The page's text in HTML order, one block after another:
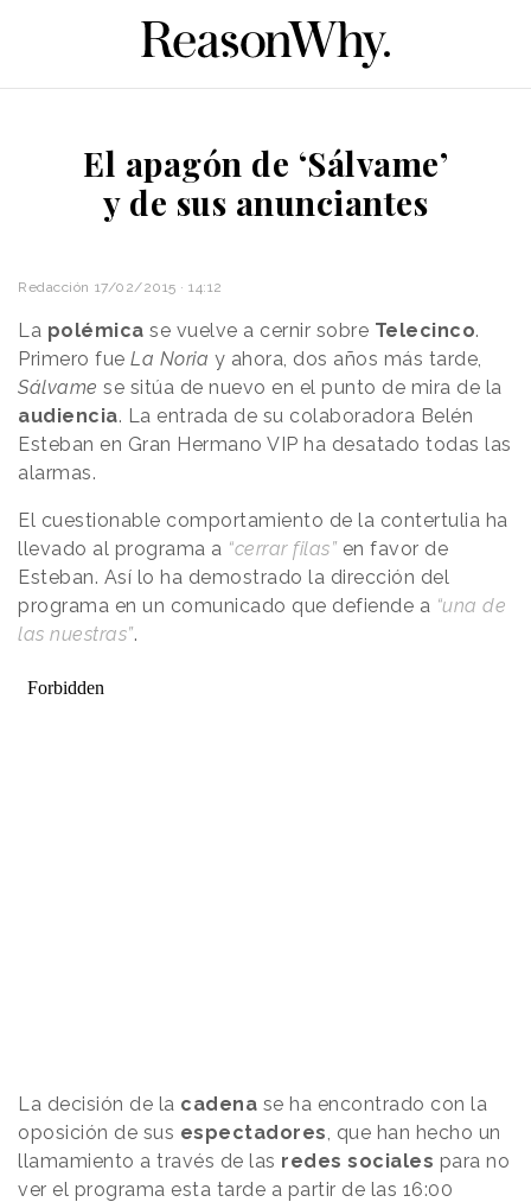
El apagón de ‘Sálvame’
y de sus anunciantes
Redacción 17/02/2015 · 14:12
La polémica se vuelve a cernir sobre Telecinco.
Primero fue La Noria y ahora, dos años más tarde,
Sálvame se sitúa de nuevo en el punto de mira de la
audiencia. La entrada de su colaboradora Belén
Esteban en Gran Hermano VIP ha desatado todas las
alarmas.
El cuestionable comportamiento de la contertulia ha
llevado al programa a “cerrar filas” en favor de
Esteban. Así lo ha demostrado la dirección del
programa en un comunicado que defiende a “una de
las nuestras”.
La decisión de la cadena se ha encontrado con la
oposición de sus espectadores , que han hecho un
llamamiento a través de las redes sociales para no
ver el programa esta tarde a partir de las 16:00